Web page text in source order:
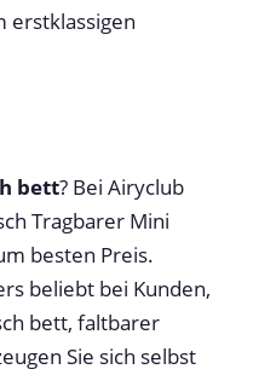
erstklassigen
bett? Bei Airyclub
Tragbarer Mini
besten Preis.
beliebt bei Kunden,
bett, faltbarer
Sie sich selbst